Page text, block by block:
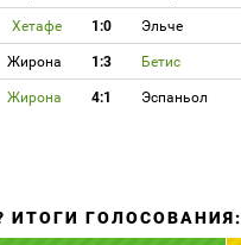
Хетафе 1:0 Эльче
Жирона 1:3 Бетис
Жирона 4:1 Эспаньол
ИТОГИ ГОЛОСОВАНИЯ: